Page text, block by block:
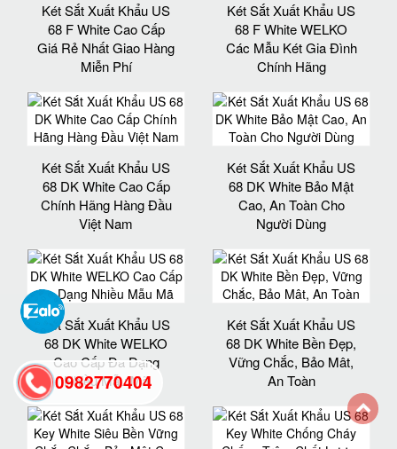
Két Sắt Xuất Khẩu US
68 F White Cao Cấp
Giá Rẻ Nhất Giao Hàng
Miễn Phí
Két Sắt Xuất Khẩu US
68 F White WELKO
Các Mẫu Két Gia Đình
Chính Hãng
Két Sắt Xuất Khẩu US
68 DK White Cao Cấp
Chính Hãng Hàng Đầu
Việt Nam
Két Sắt Xuất Khẩu US
68 DK White Bảo Mật
Cao, An Toàn Cho
Người Dùng
Két Sắt Xuất Khẩu US
68 DK White WELKO
Cao Cấp Đa Dạng
Nhiều Mẫu Mã
Két Sắt Xuất Khẩu US
68 DK White Bền Đẹp,
Vững Chắc, Bảo Mât,
An Toàn
0982770404
back